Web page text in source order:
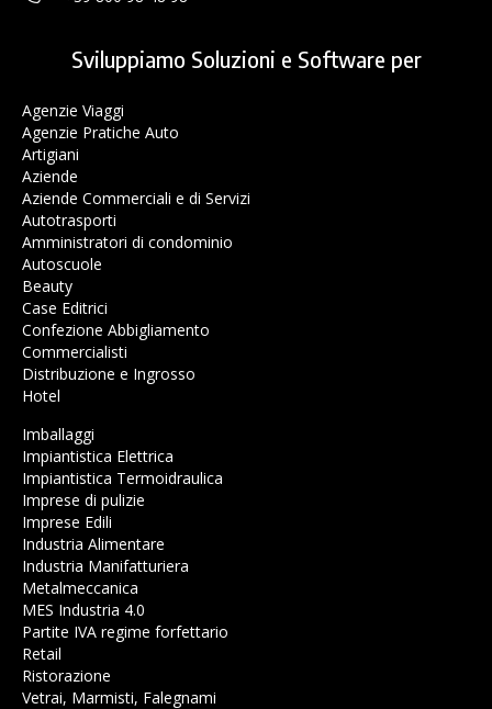
Sviluppiamo Soluzioni e Software per
Agenzie Viaggi
Agenzie Pratiche Auto
Artigiani
Aziende
Aziende Commerciali e di Servizi
Autotrasporti
Amministratori di condominio
Autoscuole
Beauty
Case Editrici
Confezione Abbigliamento
Commercialisti
Distribuzione e Ingrosso
Hotel
Imballaggi
Impiantistica Elettrica
Impiantistica Termoidraulica
Imprese di pulizie
Imprese Edili
Industria Alimentare
Industria Manifatturiera
Metalmeccanica
MES Industria 4.0
Partite IVA regime forfettario
Retail
Ristorazione
Vetrai, Marmisti, Falegnami